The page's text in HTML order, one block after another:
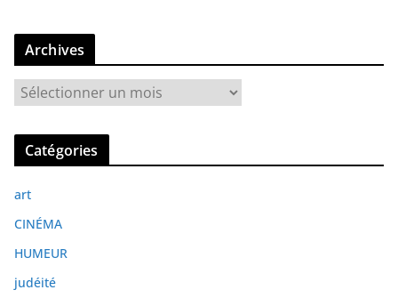
Archives
r
c
v
e
Catégories
art
CINÉMA
HUMEUR
judéité